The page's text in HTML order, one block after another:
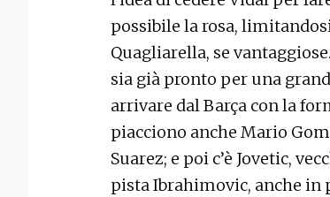
possibile la rosa,
Quagliarella, se
sia già pronto per una
arrivare dal Barça con la
piacciono anche Mario
Suarez; e poi c’è Jovetic,
pista Ibrahimovic, anche in